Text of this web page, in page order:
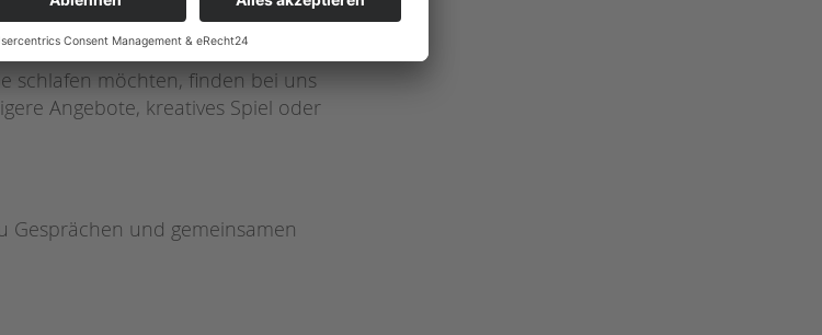
schlafen möchten, finden bei uns
Angebote, kreatives Spiel oder
Gesprächen und gemeinsamen